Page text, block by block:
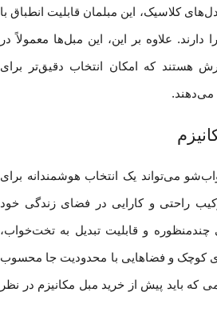
کلاسیک، این مبلمان قابلیت انطباق با
علاوه بر این، این مبل‌ها معمولاً در
هستند که امکان انتخاب دقیق‌تر برای
می‌دهند.
می‌تواند یک انتخاب هوشمندانه برای
راحتی و کارایی در فضای زندگی خود
و قابلیت تبدیل به تخت‌خواب،
کوچک و فضاهایی با محدودیت جا محسوب
که باید پیش از خرید مبل مکانیزم در نظر